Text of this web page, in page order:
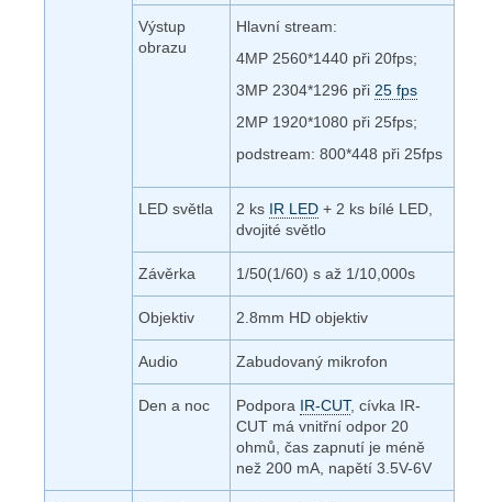
Výstup
obrazu
Hlavní stream:
4MP 2560*1440 při 20fps;
3MP 2304*1296 při 25 fps
2MP 1920*1080 při 25fps;
podstream: 800*448 při 25fps
LED světla 2 ks IR LED + 2 ks bílé LED,
dvojité světlo
Závěrka 1/50(1/60) s až 1/10,000s
Objektiv 2.8mm HD objektiv
Audio Zabudovaný mikrofon
Den a noc Podpora IR-CUT, cívka IR-
CUT má vnitřní odpor 20
ohmů, čas zapnutí je méně
než 200 mA, napětí 3.5V-6V